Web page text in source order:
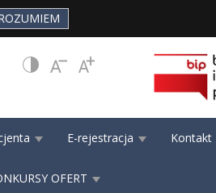
E-rejestracja Kontakt
OFERT